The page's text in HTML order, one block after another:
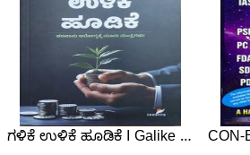
ಗಳಿಕೆ ಉಳಿಕೆ ಹೂಡಿಕೆ I Galike UlikeCON-